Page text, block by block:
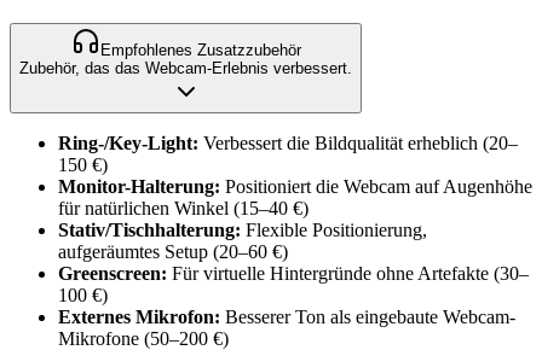
Empfohlenes Zusatzzubehör
Zubehör, das das Webcam-Erlebnis verbessert.
Ring-/Key-Light: Verbessert die Bildqualität erheblich (20–
150 €)
Monitor-Halterung: Positioniert die Webcam auf Augenhöhe
für natürlichen Winkel (15–40 €)
Stativ/Tischhalterung: Flexible Positionierung,
aufgeräumtes Setup (20–60 €)
Greenscreen: Für virtuelle Hintergründe ohne Artefakte (30–
100 €)
Externes Mikrofon: Besserer Ton als eingebaute Webcam-
Mikrofone (50–200 €)